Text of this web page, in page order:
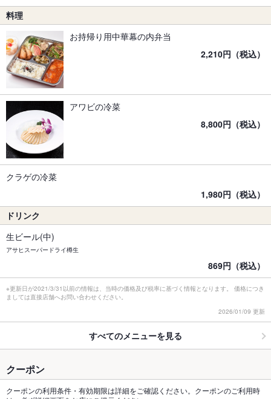
料理
お持帰り用中華幕の内弁当
2,210円（税込）
アワビの冷菜
8,800円（税込）
クラゲの冷菜
1,980円（税込）
ドリンク
生ビール(中)
アサヒスーパードライ樽生
869円（税込）
※更新日が2021/3/31以前の情報は、当時の価格及び税率に基づく情報となります。 価格につき
ましては直接店舗へお問い合わせください。
2026/01/09 更新
すべてのメニューを見る
クーポン
クーポンの利用条件・有効期限は詳細をご確認ください。クーポンのご利用時